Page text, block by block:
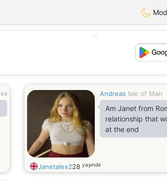
0.3 Andreas Isle of Man
Am Janet from
relationship that
at the end
Janetalex228 yaşında